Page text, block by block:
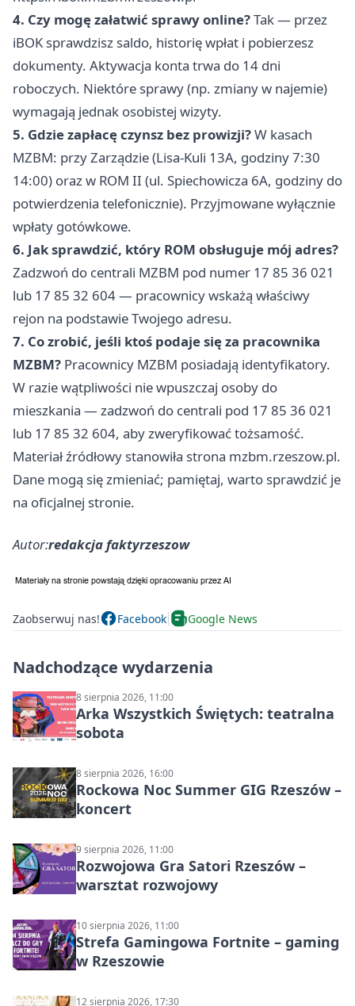
4. Czy mogę załatwić sprawy online?Tak — przez
iBOK sprawdzisz saldo, historię wpłat i pobierzesz
dokumenty. Aktywacja konta trwa do 14 dni
roboczych. Niektóre sprawy (np. zmiany w najemie)
wymagają jednak osobistej wizyty.
5. Gdzie zapłacę czynsz bez prowizji?W kasach
MZBM: przy Zarządzie (Lisa-Kuli 13A, godziny 7:30
14:00) oraz w ROM II (ul. Spiechowicza 6A, godziny do
potwierdzenia telefonicznie). Przyjmowane wyłącznie
wpłaty gotówkowe.
6. Jak sprawdzić, który ROM obsługuje mój adres?
Zadzwoń do centrali MZBM pod numer 17 85 36 021
lub 17 85 32 604 — pracownicy wskażą właściwy
rejon na podstawie Twojego adresu.
7. Co zrobić, jeśli ktoś podaje się za pracownika
MZBM? Pracownicy MZBM posiadają identyfikatory.
W razie wątpliwości nie wpuszczaj osoby do
mieszkania — zadzwoń do centrali pod 17 85 36 021
lub 17 85 32 604, aby zweryfikować tożsamość.
Materiał źródłowy stanowiła strona mzbm.rzeszow.pl.
Dane mogą się zmieniać; pamiętaj, warto sprawdzić je
na oficjalnej stronie.
Autor:redakcja faktyrzeszow
Zaobserwuj nas! Facebook Google News
Nadchodzące wydarzenia
8 sierpnia 2026, 11:00
Arka Wszystkich Świętych: teatralna
sobota
8 sierpnia 2026, 16:00
Rockowa Noc Summer GIG Rzeszów –
koncert
9 sierpnia 2026, 11:00
Rozwojowa Gra Satori Rzeszów –
warsztat rozwojowy
10 sierpnia 2026, 11:00
Strefa Gamingowa Fortnite – gaming
w Rzeszowie
12 sierpnia 2026, 17:30